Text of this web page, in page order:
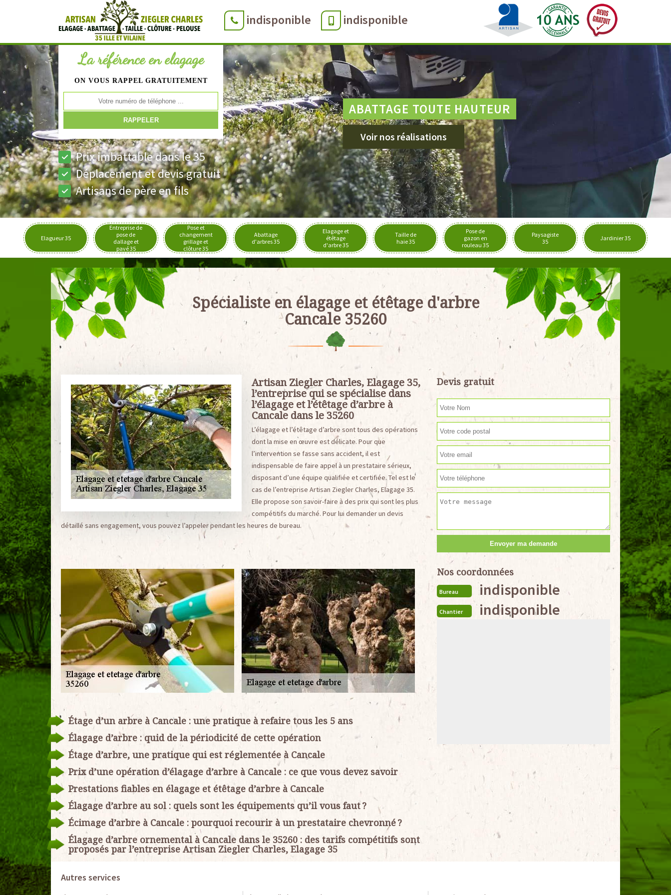
indisponible indisponible
La référence en elagage
ON VOUS RAPPEL GRATUITEMENT
Prix imbattable dans le 35
Déplacement et devis gratuit
Artisans de père en fils
ABATTAGE TOUTE HAUTEUR
Voir nos réalisations
Elagueur 35
Entreprise de
pose de
dallage et
pavé 35
Pose et
changement
grillage et
clôture 35
Abattage
d'arbres 35
Elagage et
étêtage
d'arbre 35
Taille de
haie 35
Pose de
gazon en
rouleau 35
Paysagiste
35
Jardinier 35
Spécialiste en élagage et étêtage d'arbre
Cancale 35260
Artisan Ziegler Charles, Elagage 35,
l’entreprise qui se spécialise dans
l’élagage et l’étêtage d’arbre à
Cancale dans le 35260
L’élagage et l’étêtage d’arbre sont tous des opérations
dont la mise en œuvre est délicate. Pour que
l’intervention se fasse sans accident, il est
indispensable de faire appel à un prestataire sérieux,
disposant d’une équipe qualifiée et certifiée. Tel est le
cas de l’entreprise Artisan Ziegler Charles, Elagage 35.
Elle propose son savoir-faire à des prix qui sont les plus
compétitifs du marché. Pour lui demander un devis
détaillé sans engagement, vous pouvez l’appeler pendant les heures de bureau.
Étage d’un arbre à Cancale : une pratique à refaire tous les 5 ans
Élagage d’arbre : quid de la périodicité de cette opération
Étage d’arbre, une pratique qui est réglementée à Cancale
Prix d’une opération d’élagage d’arbre à Cancale : ce que vous devez savoir
Prestations fiables en élagage et étêtage d’arbre à Cancale
Élagage d’arbre au sol : quels sont les équipements qu’il vous faut ?
Écimage d’arbre à Cancale : pourquoi recourir à un prestataire chevronné ?
Élagage d’arbre ornemental à Cancale dans le 35260 : des tarifs compétitifs sont
proposés par l’entreprise Artisan Ziegler Charles, Elagage 35
Devis gratuit
Nos coordonnées
Bureau indisponible
Chantier indisponible
Autres services